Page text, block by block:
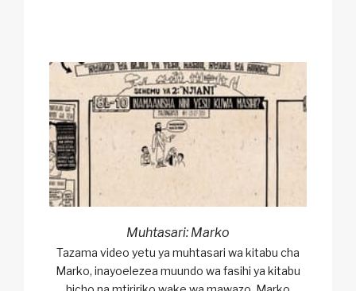
Muhtasari: Marko
Tazama video yetu ya muhtasari wa kitabu cha
Marko, inayoelezea muundo wa fasihi ya kitabu